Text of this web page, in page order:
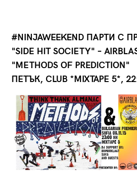
#NINJAWEEKEND ПАРТИ С
"SIDE HIT SOCIETY" –
"METHODS OF PREDICTION"
ПЕТЪК, CLUB *MIXTAPE 5*,